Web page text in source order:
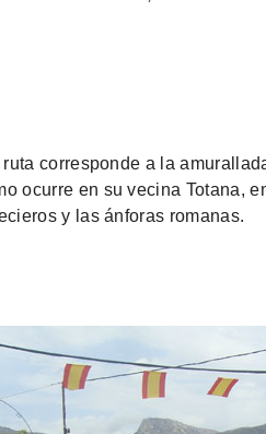
corresponde a la
ocurre en su vecina Totana,
y las ánforas romanas.